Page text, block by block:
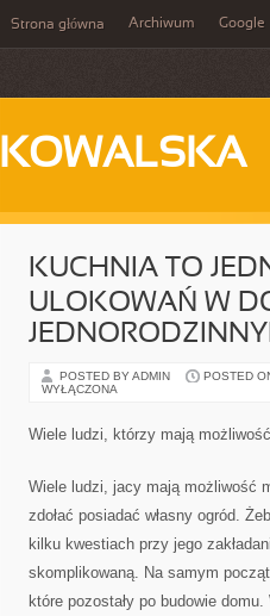
Strona główna Archiwum Google
KOWALSKA
KUCHNIA TO
ULOKOWAŃ W
POSTED BY ADMIN POSTED
WYŁĄCZONA
Wiele ludzi, którzy mają
Wiele ludzi, jacy mają możliwość
zdołać posiadać własny ogród.
kilku kwestiach przy jego
skomplikowaną. Na samym
które pozostały po budowie